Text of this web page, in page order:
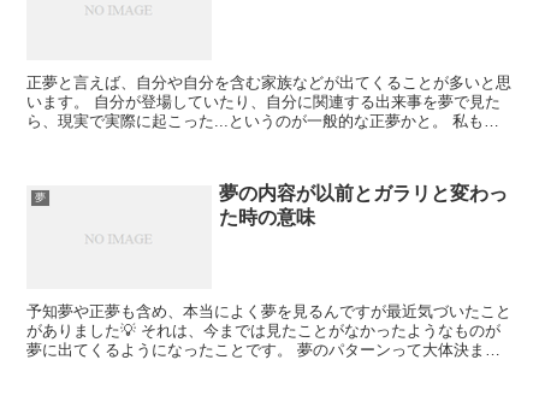
正夢と言えば、自分や自分を含む家族などが出てくることが多いと思
います。 自分が登場していたり、自分に関連する出来事を夢で見た
ら、現実で実際に起こった...というのが一般的な正夢かと。 私も自
夢
夢の内容が以前とガラリと変わっ
た時の意味
予知夢や正夢も含め、本当によく夢を見るんですが最近気づいたこと
がありました💡 それは、今までは見たことがなかったようなものが
夢に出てくるようになったことです。 夢のパターンって大体決まっ